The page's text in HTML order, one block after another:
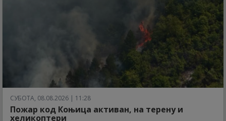
СУБОТА, 08.08.2026 | 11:28
Пожар код Коњица активан, на терену и
хеликоптери